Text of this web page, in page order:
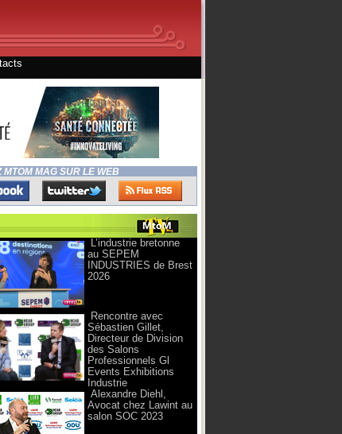
MTOM MAG SUR LE WEB
L’industrie bretonne
au SEPEM
INDUSTRIES de Brest
2026
Rencontre avec
Sébastien Gillet,
Directeur de Division
des Salons
Professionnels Gl
Events Exhibitions
Industrie
Alexandre Diehl,
Avocat chez Lawint au
salon SOC 2023